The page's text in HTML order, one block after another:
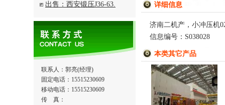
出售：西安锻压J36-63.
联系人：郭亮(经理)
固定电话：15515230609
移动电话：15515230609
传 真：
详细信息
济南二机产，小冲压机
信息编号：S038028
本类其它产品